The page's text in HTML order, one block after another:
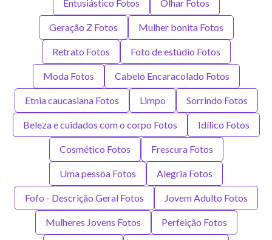
Entusiástico Fotos Olhar Fotos
Geração Z Fotos Mulher bonita Fotos
Retrato Fotos Foto de estúdio Fotos
Moda Fotos Cabelo Encaracolado Fotos
Etnia caucasiana Fotos Limpo Sorrindo Fotos
Beleza e cuidados com o corpo Fotos Idílico Fotos
Cosmético Fotos Frescura Fotos
Uma pessoa Fotos Alegria Fotos
Fofo - Descrição Geral Fotos Jovem Adulto Fotos
Mulheres Jovens Fotos Perfeição Fotos